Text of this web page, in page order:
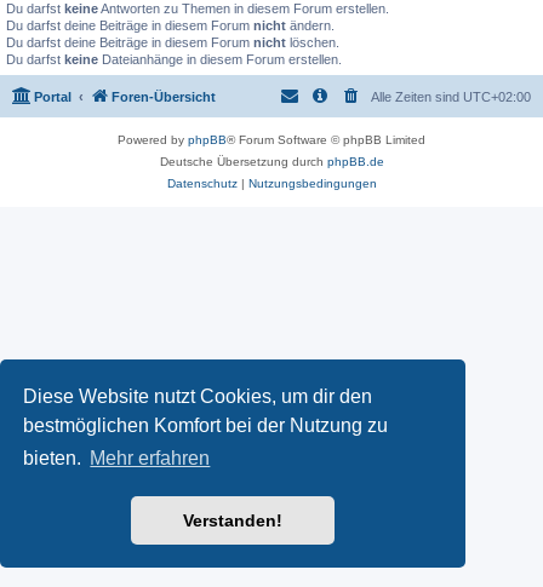
Diese Website nutzt Cookies, um dir den
bestmöglichen Komfort bei der Nutzung zu
bieten. Mehr erfahren
Verstanden!
Du darfst keineAntworten zu Themen in diesem Forum erstellen.
Du darfst deine Beiträge in diesem Forum nicht ändern.
Du darfst deine Beiträge in diesem Forum nicht löschen.
Du darfst keine Dateianhänge in diesem Forum erstellen.
Portal Foren-Übersicht Alle Zeiten sind UTC+02:00
Powered by phpBB® Forum Software © phpBB Limited
Deutsche Übersetzung durch phpBB.de
Datenschutz| Nutzungsbedingungen